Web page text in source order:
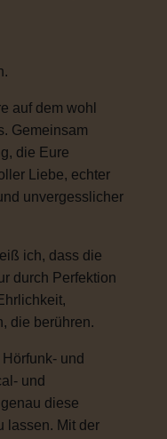
auf dem wohl
Gemeinsam
die Eure
Liebe, echter
unvergesslicher
ich, dass die
durch Perfektion
die berühren.
und
und
diese
lassen. Mit der